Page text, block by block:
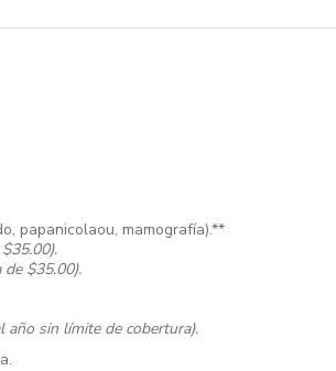
papanicolaou, mamografía).**
$35.00).
año sin límite de cobertura).